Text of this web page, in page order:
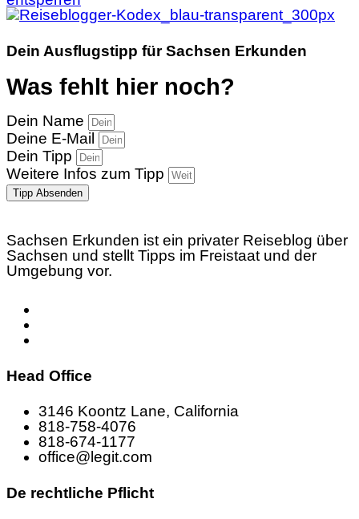
Dein Ausflugstipp für Sachsen Erkunden
Was fehlt hier noch?
Dein Name
Deine E-Mail
Dein Tipp
Weitere Infos zum Tipp
Tipp Absenden
Sachsen Erkunden ist ein privater Reiseblog über
Sachsen und stellt Tipps im Freistaat und der
Umgebung vor.
Head Office
3146 Koontz Lane, California
818-758-4076
818-674-1177
office@legit.com
De rechtliche Pflicht